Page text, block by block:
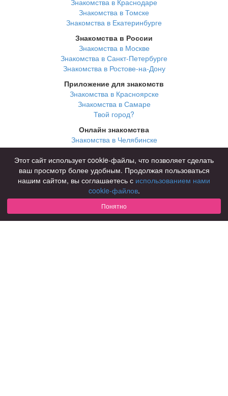
Знакомства в Томске
Знакомства в Екатеринбурге
Знакомства в России
Знакомства в Москве
Знакомства в Санкт-Петербурге
Знакомства в Ростове-на-Дону
Приложение для знакомств
Знакомства в Красноярске
Знакомства в Самаре
Твой город?
Онлайн знакомства
Знакомства в Челябинске
Знакомства в Омске
Знакомства в Нижнем Новгороде
Для чего
для брака и создания семьи
для любви и с/о
для дружбы
Этот сайт использует cookie-файлы, что позволяет сделать
ваш просмотр более удобным. Продолжая пользоваться
нашим сайтом, вы соглашаетесь с использованием нами
cookie-файлов.
Понятно